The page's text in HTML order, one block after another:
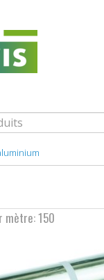
mètre: 150